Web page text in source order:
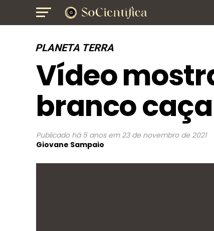
PLANETA TERRA
Vídeo
branco
Publicado há 5 anos em 23 de novembro de 2021
Giovane Sampaio